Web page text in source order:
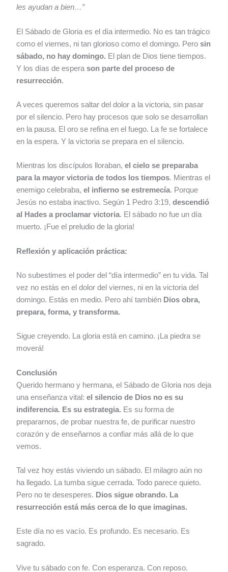
les ayudan a bien…”
El Sábado de Gloria es el día intermedio. No es tan trágico
como el viernes, ni tan glorioso como el domingo. Perosin
sábado, no hay domingo. El plan de Dios tiene tiempos.
Y los días de esperason parte del proceso de
resurrección.
A veces queremos saltar del dolor a la victoria, sin pasar
por el silencio. Pero hay procesos que solo se desarrollan
en la pausa. El oro se refina en el fuego. La fe se fortalece
en la espera. Y la victoria se prepara en el silencio.
Mientras los discípulos lloraban,el cielo se preparaba
para la mayor victoria de todos los tiempos. Mientras el
enemigo celebraba,el infierno se estremecía. Porque
Jesús no estaba inactivo. Según 1 Pedro 3:19,descendió
al Hades a proclamar victoria. El sábado no fue un día
muerto. ¡Fue el preludio de la gloria!
Reflexión y aplicación práctica:
No subestimes el poder del “día intermedio” en tu vida. Tal
vez no estás en el dolor del viernes, ni en la victoria del
domingo. Estás en medio. Pero ahí también Dios obra,
prepara, forma, y transforma.
Sigue creyendo. La gloria está en camino. ¡La piedra se
moverá!
Conclusión
Querido hermano y hermana, el Sábado de Gloria nos deja
una enseñanza vital:el silencio de Dios no es su
indiferencia. Es su estrategia. Es su forma de
prepararnos, de probar nuestra fe, de purificar nuestro
corazón y de enseñarnos a confiar más allá de lo que
vemos.
Tal vez hoy estás viviendo un sábado. El milagro aún no
ha llegado. La tumba sigue cerrada. Todo parece quieto.
Pero no te desesperes. Dios sigue obrando. La
resurrección está más cerca de lo que imaginas.
Este día no es vacío. Es profundo. Es necesario. Es
sagrado.
Vive tu sábado con fe. Con esperanza. Con reposo.